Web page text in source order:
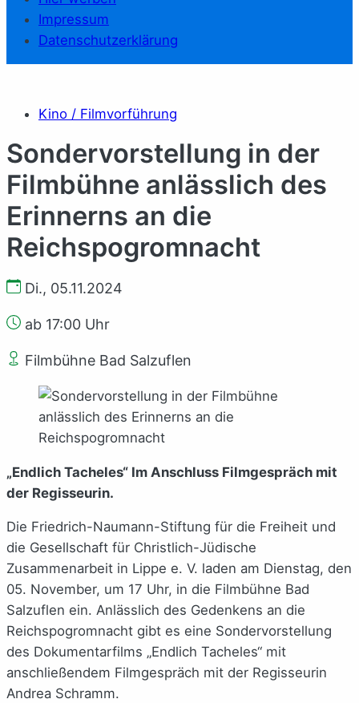
Impressum
Datenschutzerklärung
Kino / Filmvorführung
Sondervorstellung in der
Filmbühne anlässlich des
Erinnerns an die
Reichspogromnacht
Di., 05.11.2024
ab 17:00 Uhr
Filmbühne Bad Salzuflen
„Endlich Tacheles“ Im Anschluss Filmgespräch mit
der Regisseurin.
Die Friedrich-Naumann-Stiftung für die Freiheit und
die Gesellschaft für Christlich-Jüdische
Zusammenarbeit in Lippe e. V. laden am Dienstag, den
05. November, um 17 Uhr, in die Filmbühne Bad
Salzuflen ein. Anlässlich des Gedenkens an die
Reichspogromnacht gibt es eine Sondervorstellung
des Dokumentarfilms „Endlich Tacheles“ mit
anschließendem Filmgespräch mit der Regisseurin
Andrea Schramm.